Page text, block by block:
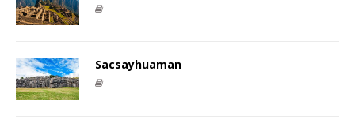
Sacsayhuaman